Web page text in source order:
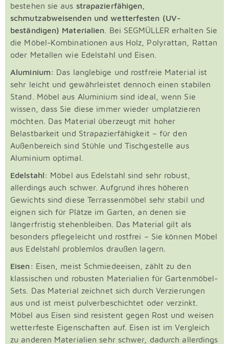
bestehen sie aus strapazierfähigen,
schmutzabweisenden und wetterfesten (UV-
beständigen) Materialien . Bei SEGMÜLLER erhalten Sie
die Möbel-Kombinationen aus Holz, Polyrattan, Rattan
oder Metallen wie Edelstahl und Eisen.
Aluminium: Das langlebige und rostfreie Material ist
sehr leicht und gewährleistet dennoch einen stabilen
Stand. Möbel aus Aluminium sind ideal, wenn Sie
wissen, dass Sie diese immer wieder umplatzieren
möchten. Das Material überzeugt mit hoher
Belastbarkeit und Strapazierfähigkeit – für den
Außenbereich sind Stühle und Tischgestelle aus
Aluminium optimal.
Edelstahl: Möbel aus Edelstahl sind sehr robust,
allerdings auch schwer. Aufgrund ihres höheren
Gewichts sind diese Terrassenmöbel sehr stabil und
eignen sich für Plätze im Garten, an denen sie
längerfristig stehenbleiben. Das Material gilt als
besonders pflegeleicht und rostfrei – Sie können Möbel
aus Edelstahl problemlos draußen lagern.
Eisen: Eisen, meist Schmiedeeisen, zählt zu den
klassischen und robusten Materialien für Gartenmöbel-
Sets. Das Material zeichnet sich durch Verzierungen
aus und ist meist pulverbeschichtet oder verzinkt.
Möbel aus Eisen sind resistent gegen Rost und weisen
wetterfeste Eigenschaften auf. Eisen ist im Vergleich
zu anderen Materialien sehr schwer, dadurch allerdings